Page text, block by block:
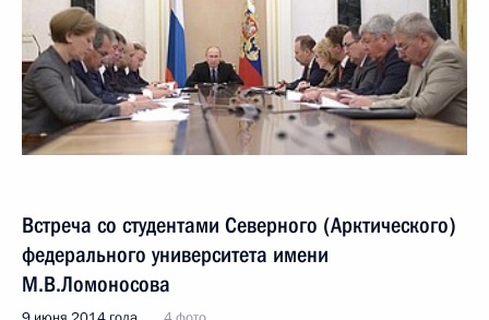
Встреча со студентами Северного (Арктического)
федерального университета имени
М.В.Ломоносова